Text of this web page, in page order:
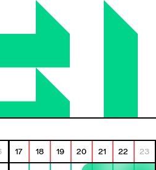
17 18 19 20 21 22 23